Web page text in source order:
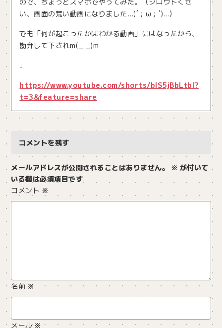
い、画面の荒い動画になりました…(´；ω；`)…）
でも「何が起こったかはわかる動画」にはなったから、
勘弁して下されm(_ _)m
↓
https://www.youtube.com/shorts/bIS5jBbLtbI?
t=3&feature=share
コメントを残す
メールアドレスが公開されることはありません。 ※ が付いて
いる欄は必須項目です
コメント ※
名前 ※
メール※